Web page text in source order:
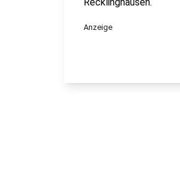
Anzeige